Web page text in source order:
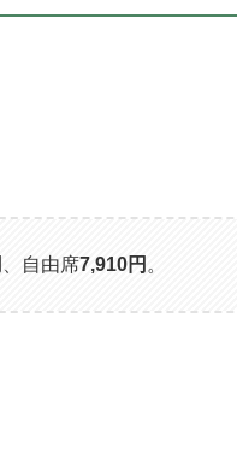
、自由席7,910円 。